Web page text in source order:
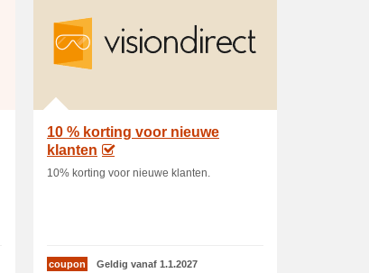
10 % korting voor nieuwe
klanten
10% korting voor nieuwe klanten.
coupon Geldig vanaf 1.1.2027